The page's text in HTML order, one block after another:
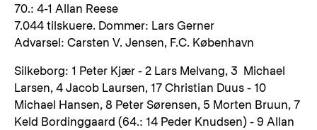
70.: 4-1 Allan Reese
7.044 tilskuere. Dommer: Lars Gerner
Advarsel: Carsten V. Jensen, F.C. København
Silkeborg: 1 Peter Kjær - 2 Lars Melvang, 3 Michael
Larsen, 4 Jacob Laursen, 17 Christian Duus - 10
Michael Hansen, 8 Peter Sørensen, 5 Morten Bruun, 7
Keld Bordinggaard (64.: 14 Peder Knudsen) - 9 Allan